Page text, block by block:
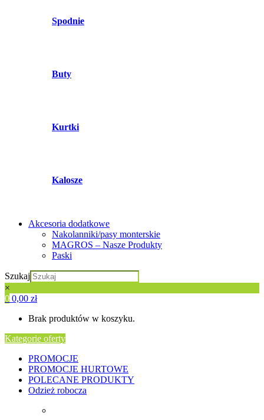
Spodnie
Buty
Kurtki
Kalosze
Akcesoria dodatkowe
Nakolanniki/pasy monterskie
MAGROS – Nasze Produkty
Paski
Szukaj
×
0 0,00 zł
Brak produktów w koszyku.
Kategorie oferty
PROMOCJE
PROMOCJE HURTOWE
POLECANE PRODUKTY
Odzież robocza